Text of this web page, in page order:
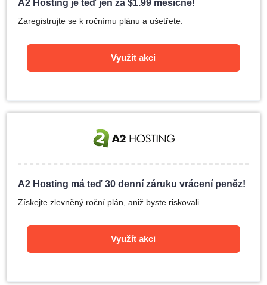
A2 Hosting je teď jen za$1.99 měsíčně!
Zaregistrujte se k ročnímu plánu a ušetřete.
Využít akci
A2 Hosting má teď 30 denní záruku vrácení peněz!
Získejte zlevněný roční plán, aniž byste riskovali.
Využít akci